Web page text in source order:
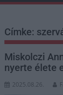
Címke:
Miskolczi
nyerte élete
2025.08.26.